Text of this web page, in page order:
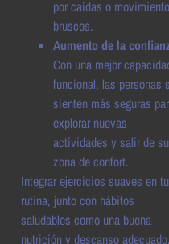
por caídas o
bruscos.
Aumento de la
Con una mejor
funcional, las personas
sienten más seguras
explorar nuevas
actividades y salir de su
zona de confort.
Integrar ejercicios suaves en tu
rutina, junto con hábitos
saludables como una buena
nutrición y descanso adecuado,